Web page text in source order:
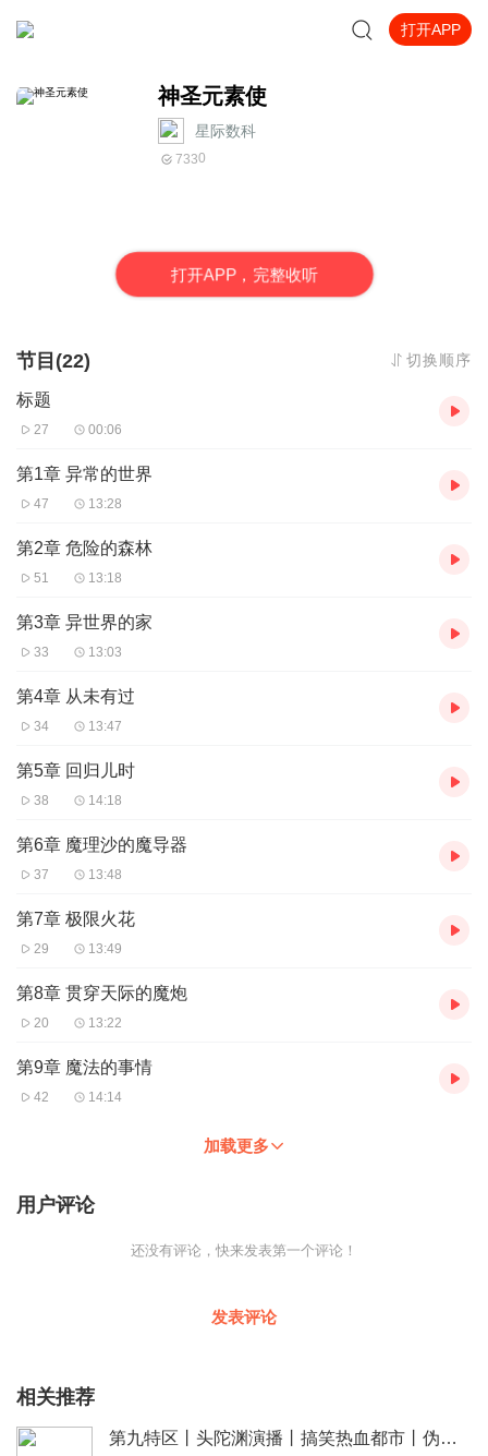
打开APP
神圣元素使
星际数科
7330
打开APP，完整收听
节目(22) 切换顺序
标题
27 00:06
第1章 异常的世界
47 13:28
第2章 危险的森林
51 13:18
第3章 异世界的家
33 13:03
第4章 从未有过
34 13:47
第5章 回归儿时
38 14:18
第6章 魔理沙的魔导器
37 13:48
第7章 极限火花
29 13:49
第8章 贯穿天际的魔炮
20 13:22
第9章 魔法的事情
42 14:14
加载更多
用户评论
还没有评论，快来发表第一个评论！
发表评论
相关推荐
第九特区丨头陀渊演播丨搞笑热血都市丨伪戒丨VIP免费多人有声剧